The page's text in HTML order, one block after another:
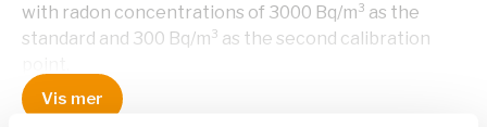
with radon concentrations of 3000 Bq/m³ as the
standard and 300 Bq/m³ as the second calibration
A separate calibration certificate is issued for each
Vis mer